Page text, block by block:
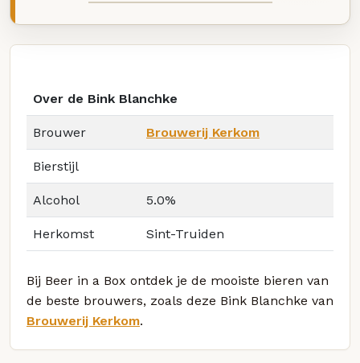
Over de Bink Blanchke
Brouwer Brouwerij Kerkom
Bierstijl
Alcohol 5.0%
Herkomst Sint-Truiden
Bij Beer in a Box ontdek je de mooiste bieren van
de beste brouwers, zoals deze Bink Blanchke van
Brouwerij Kerkom.